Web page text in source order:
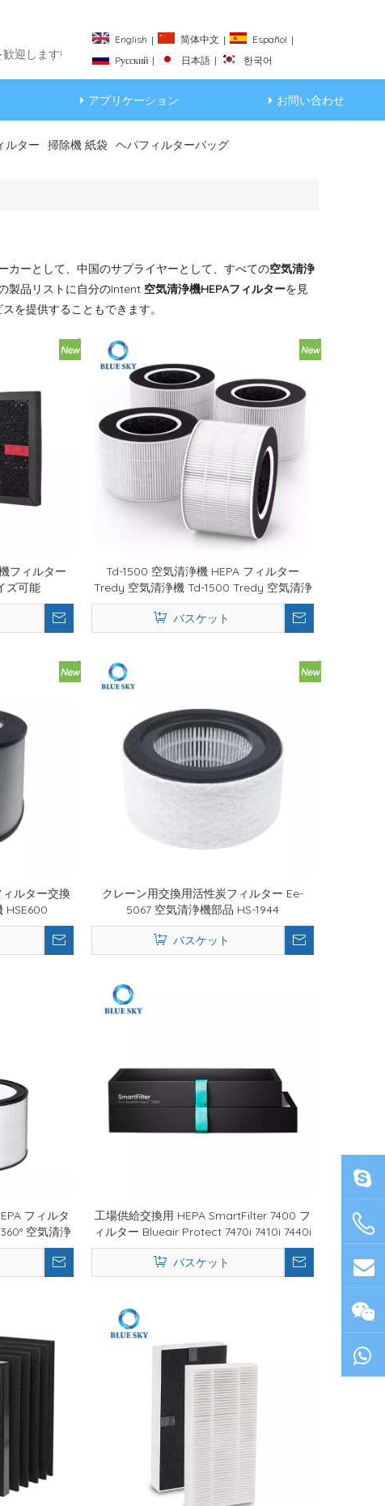
迎します!
English | 简体中文 | Español |
Pусский | 日本語 | 한국어
アプリケーション お問い合わせ
ルター 掃除機 紙袋 ヘパフィルターバッグ
カーとして、中国のサプライヤーとして、すべての空気清浄
製品リストに自分のIntent 空気清浄機HEPAフィルターを見
を提供することもできます。
フィルター
ズ可能
Td-1500 空気清浄機 HEPA フィルター
Tredy 空気清浄機 Td-1500 Tredy 空気清浄
機 TD-1500bm の交換用
バスケット
ィルター交換
HSE600
合
クレーン用交換用活性炭フィルター Ee-
5067 空気清浄機部品 HS-1944
バスケット
フィルタ
空気清浄
工場供給交換用 HEPA SmartFilter 7400 フ
ィルター Blueair Protect 7470i 7410i 7440i
ホーム空気清浄機用
バスケット